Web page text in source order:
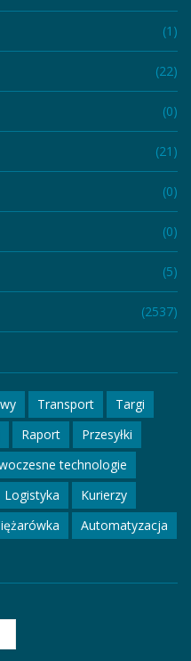
(1)
(22)
(0)
(21)
(0)
(0)
(5)
(2537)
Transport
Targi
Raport
Przesyłki
technologie
Logistyka
Kurierzy
Automatyzacja